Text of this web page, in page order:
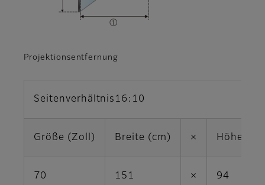
Projektionsentfernung
Seitenverhältnis16:10
Größe (Zoll) Breite (cm) × Höhe
70 151 × 94